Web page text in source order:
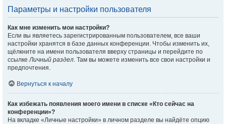
Параметры и настройки пользователя
Как мне изменить мои настройки?
Если вы являетесь зарегистрированным пользователем, все ваши
настройки хранятся в базе данных конференции. Чтобы изменить их,
щёлкните на имени пользователя вверху страницы и перейдите по
ссылкеЛичный раздел. Там вы можете изменить все свои настройки и
предпочтения.
Вернуться к началу
Как избежать появления моего имени в списке «Кто сейчас на
конференции»?
На вкладке «Личные настройки» в личном разделе вы найдёте опцию